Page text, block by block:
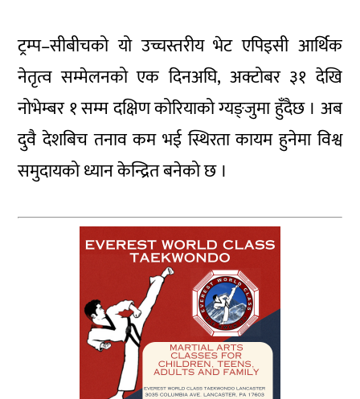
ट्रम्प–सीबीचको यो उच्चस्तरीय भेट एपिइसी आर्थिक
नेतृत्व सम्मेलनको एक दिनअघि, अक्टोबर ३१ देखि
नोभेम्बर १ सम्म दक्षिण कोरियाको ग्यङ्जुमा हुँदैछ । अब
दुवै देशबिच तनाव कम भई स्थिरता कायम हुनेमा विश्व
समुदायको ध्यान केन्द्रित बनेको छ ।